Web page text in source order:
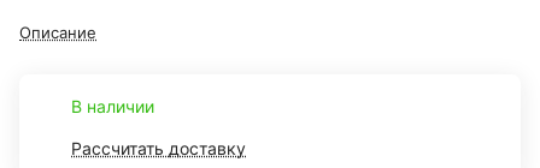
Описание
В наличии
Рассчитать доставку